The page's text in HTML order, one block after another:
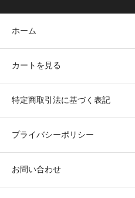
ホーム
カートを見る
特定商取引法に基づく表記
プライバシーポリシー
お問い合わせ